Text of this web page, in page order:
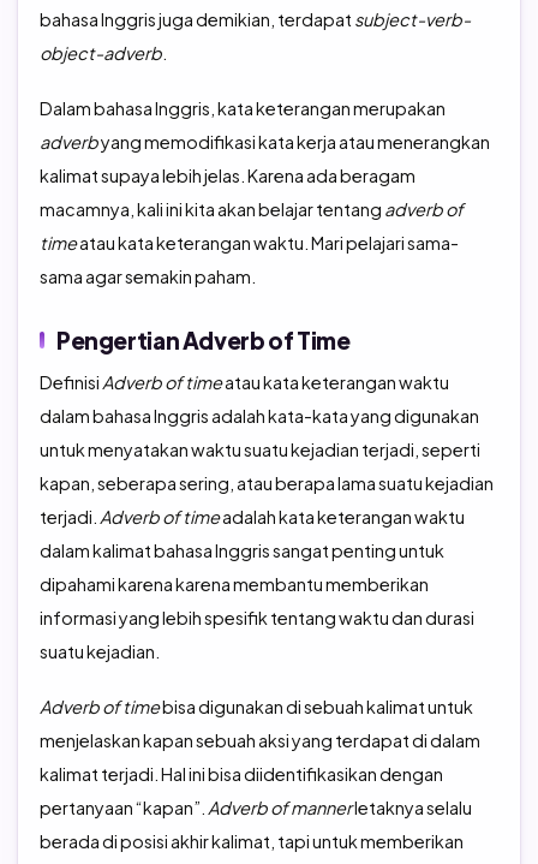
bahasa Inggris juga demikian, terdapat subject-verb-
object-adverb
Dalam bahasa Inggris, kata keterangan merupakan
adverbyang memodifikasi kata kerja atau menerangkan
kalimat supaya lebih jelas. Karena ada beragam
macamnya, kali ini kita akan belajar tentang adverb of
timeatau kata keterangan waktu. Mari pelajari sama-
sama agar semakin paham.
Pengertian Adverb of Time
Definisi Adverb of timeatau kata keterangan waktu
dalam bahasa Inggris adalah kata-kata yang digunakan
untuk menyatakan waktu suatu kejadian terjadi, seperti
kapan, seberapa sering, atau berapa lama suatu kejadian
terjadi. Adverb of timeadalah kata keterangan waktu
dalam kalimat bahasa Inggris sangat penting untuk
dipahami karena karena membantu memberikan
informasi yang lebih spesifik tentang waktu dan durasi
suatu kejadian.
Adverb of timebisa digunakan di sebuah kalimat untuk
menjelaskan kapan sebuah aksi yang terdapat di dalam
kalimat terjadi. Hal ini bisa diidentifikasikan dengan
pertanyaan “kapan”. Adverb of mannerletaknya selalu
berada di posisi akhir kalimat, tapi untuk memberikan